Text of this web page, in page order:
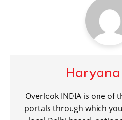
Overlook INDIA is one of
portals through which